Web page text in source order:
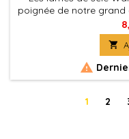
poignée de notre
le plastique rigide
transversale. Le
mesure 115 mm de


1 2